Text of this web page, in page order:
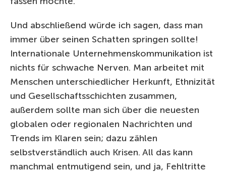
Und abschließend würde ich sagen, dass man
immer über seinen Schatten springen sollte!
Internationale Unternehmenskommunikation ist
nichts für schwache Nerven. Man arbeitet mit
Menschen unterschiedlicher Herkunft, Ethnizität
und Gesellschaftsschichten zusammen,
außerdem sollte man sich über die neuesten
globalen oder regionalen Nachrichten und
Trends im Klaren sein; dazu zählen
selbstverständlich auch Krisen. All das kann
manchmal entmutigend sein, und ja, Fehltritte